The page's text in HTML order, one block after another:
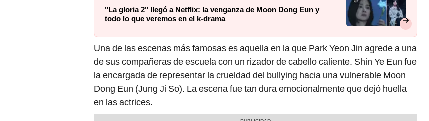
"La gloria 2" llegó a Netflix: la venganza de Moon Dong Eun y
todo lo que veremos en el k-drama
Una de las escenas más famosas es aquella en la que Park Yeon Jin agrede a una
de sus compañeras de escuela con un rizador de cabello caliente. Shin Ye Eun fue
la encargada de representar la crueldad del bullying hacia una vulnerable Moon
Dong Eun (Jung Ji So). La escena fue tan dura emocionalmente que dejó huella
en las actrices.